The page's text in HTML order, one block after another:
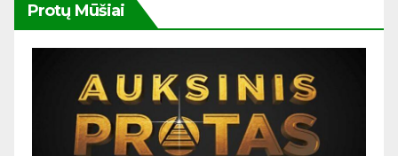
Protų Mūšiai